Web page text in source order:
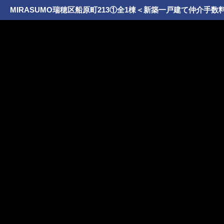
MIRASUMO瑞穂区船原町213①全1棟＜新築一戸建て仲介手数